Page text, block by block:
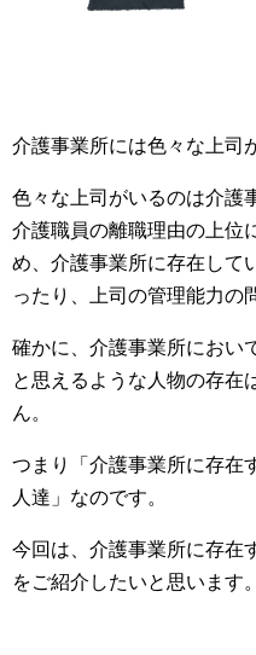
介護事業所には色々な上司
色々な上司がいるのは介護
介護職員の離職理由の上位
め、介護事業所に存在して
ったり、上司の管理能力の
確かに、介護事業所におい
と思えるような人物の存在
ん。
つまり「介護事業所に存在
人達」なのです。
今回は、介護事業所に存在
をご紹介したいと思います。